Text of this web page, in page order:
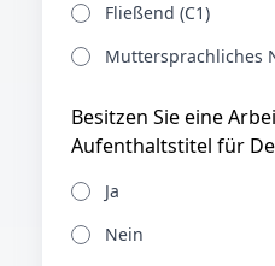
Fließend (C1)
Muttersprachliches
Besitzen Sie eine
Aufenthaltstitel für
Ja
Nein